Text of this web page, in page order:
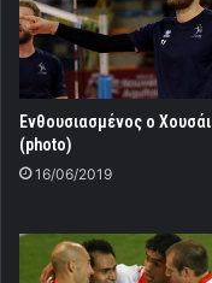
Ενθουσιασμένος ο Χουσάι
(photo)
16/06/2019